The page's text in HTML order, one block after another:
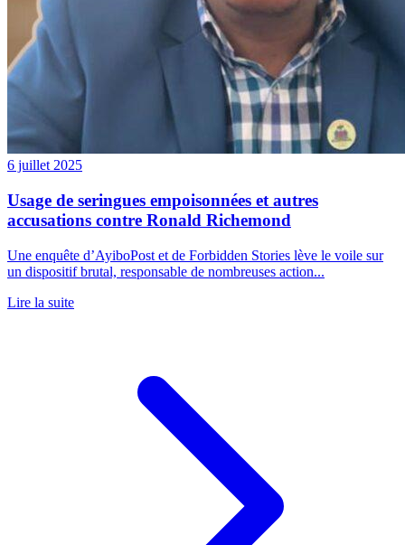
6 juillet 2025
Usage de seringues empoisonnées et autres
accusations contre Ronald Richemond
Une enquête d’AyiboPost et de Forbidden Stories lève le voile sur
un dispositif brutal, responsable de nombreuses action...
Lire la suite